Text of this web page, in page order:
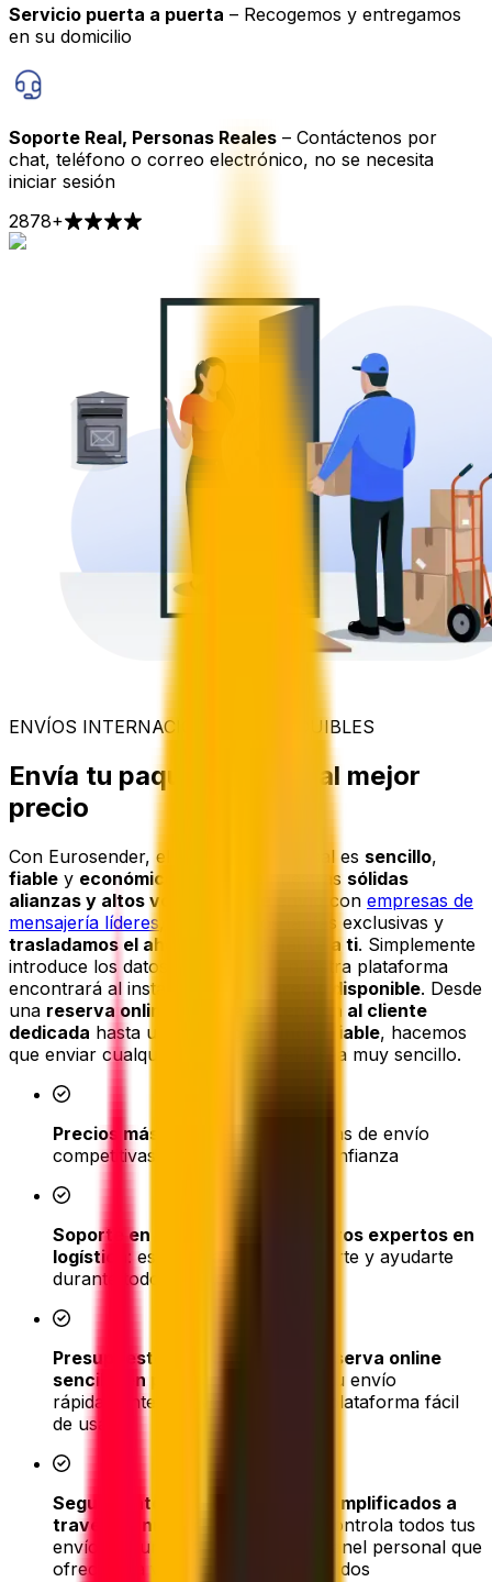
Servicio puerta a puerta – Recogemos y entregamos
en su domicilio
Soporte Real, Personas Reales – Contáctenos por
chat, teléfono o correo electrónico, no se necesita
iniciar sesión
2878+
ENVÍOS INTERNACIONALES ASEQUIBLES
Envía tu paquete a Perú al mejor
precio
Con Eurosender, el envío internacional es sencillo,
fiable y económico . Gracias a nuestras sólidas
alianzas y altos volúmenes de envío
con empresas de
mensajería líderes , conseguimos tarifas exclusivas y
trasladamos el ahorro directamente a ti. Simplemente
introduce los datos de tu envío y nuestra plataforma
encontrará al instante el
mejor precio disponible. Desde
una reserva online sencilla
atención al cliente
dedicada hasta una entrega mundial fiable, hacemos
que enviar cualquier paquete a Perú sea muy sencillo.
Precios más bajos
: accede a tarifas de envío
competitivas de mensajerías de confianza
Soporte en tiempo real de nuestros expertos en
logística : estamos aquí para asistirte y ayudarte
durante todo el proceso de envío
Presupuestos instantáneos y reserva online
sencilla en pocos clics
: reserva tu envío
rápidamente a través de nuestra plataforma fácil
de usar
Seguimiento y actualizaciones simplificados a
través de nuestra plataforma
: controla todos tus
envíos en un solo lugar con un panel personal que
ofrece una visión clara de tus pedidos